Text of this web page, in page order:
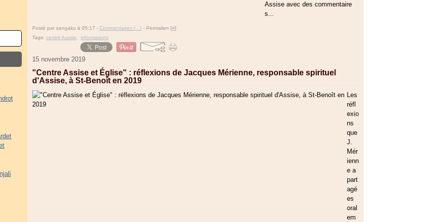
Assise avec des commentaire
s...
Posté par sangaku à 05:17 - Commentaires [ ] - Permalien [#]
Tags: centre Assise informations
15 novembre 2019
"Centre Assise et Église" : réflexions de Jacques Mérienne, responsable spirituel
d'Assise, à St-Benoît en 2019
Les
réfl
exio
ns
que
J.
Mér
ienn
e a
part
agé
es
oral
em